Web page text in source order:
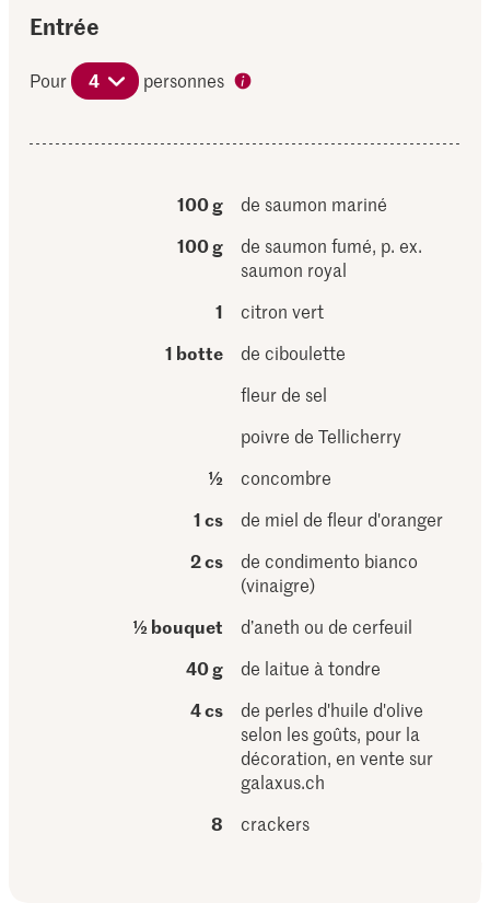
Entrée
Pour 4 personnes
100 g
de saumon mariné
100 g
de saumon fumé, p. ex.
saumon royal
1
citron vert
1 botte
de ciboulette
fleur de sel
poivre de Tellicherry
½
concombre
1 cs
de miel de fleur d'oranger
2 cs
de condimento bianco
(vinaigre)
½ bouquet
d’aneth ou de cerfeuil
40 g
de laitue à tondre
4 cs
de perles d'huile d'olive
selon les goûts, pour la
décoration, en vente sur
galaxus.ch
8
crackers